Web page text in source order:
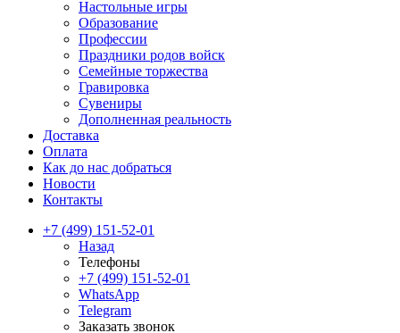
Настольные игры
Образование
Профессии
Праздники родов войск
Семейные торжества
Гравировка
Сувениры
Дополненная реальность
Доставка
Оплата
Как до нас добраться
Новости
Контакты
+7 (499) 151-52-01
Назад
Телефоны
+7 (499) 151-52-01
WhatsApp
Telegram
Заказать звонок